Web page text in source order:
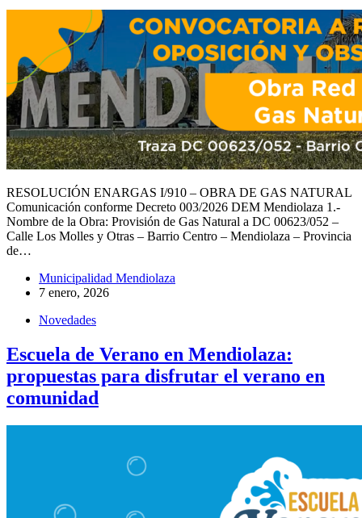
RESOLUCIÓN ENARGAS I/910 – OBRA DE GAS NATURAL
Comunicación conforme Decreto 003/2026 DEM Mendiolaza 1.-
Nombre de la Obra: Provisión de Gas Natural a DC 00623/052 –
Calle Los Molles y Otras – Barrio Centro – Mendiolaza – Provincia
de…
Municipalidad Mendiolaza
7 enero, 2026
Novedades
Escuela de Verano en Mendiolaza:
propuestas para disfrutar el verano en
comunidad